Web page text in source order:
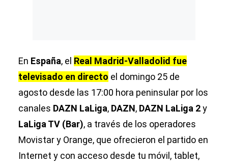
En España, el Real Madrid-Valladolid fue
televisado en directo el domingo 25 de
agosto desde las 17:00 hora peninsular por los
canales DAZN LaLiga, DAZN, DAZN LaLiga 2y
LaLiga TV (Bar), a través de los operadores
Movistar y Orange, que ofrecieron el partido en
Internet y con acceso desde tu móvil, tablet,